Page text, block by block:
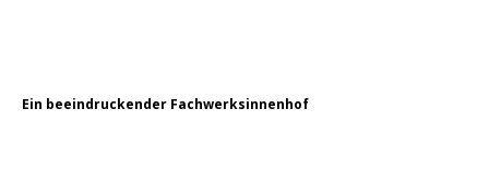
Ein beeindruckender Fachwerksinnenhof